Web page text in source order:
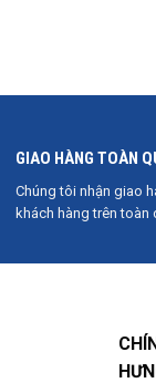
GIAO HÀNG TOÀN
Chúng tôi nhận giao
khách hàng trên toàn